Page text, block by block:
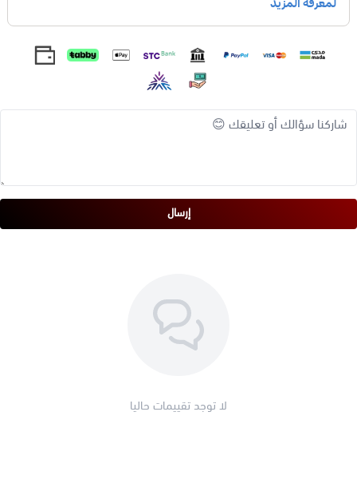
إرسال
لا توجد تقييمات حاليا